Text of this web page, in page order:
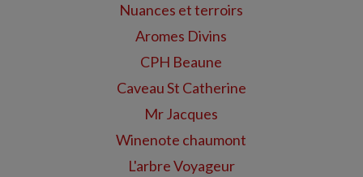
Nuances et terroirs
Aromes Divins
CPH Beaune
Caveau St Catherine
Mr Jacques
Winenote chaumont
L'arbre Voyageur